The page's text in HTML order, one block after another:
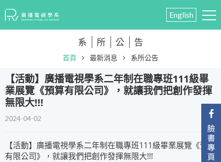
English
系 所 公 告
首頁 最新消息 系所公告
​【活動】廣播電視學系二年制在職專班111級畢
業展覽《預算有限公司》，就讓我們把創作發揮
無限大!!!
2024-04-02
【活動】廣播電視學系二年制在職專班111級畢業展覽《預算
有限公司》，就讓我們把創作發揮無限大!!!